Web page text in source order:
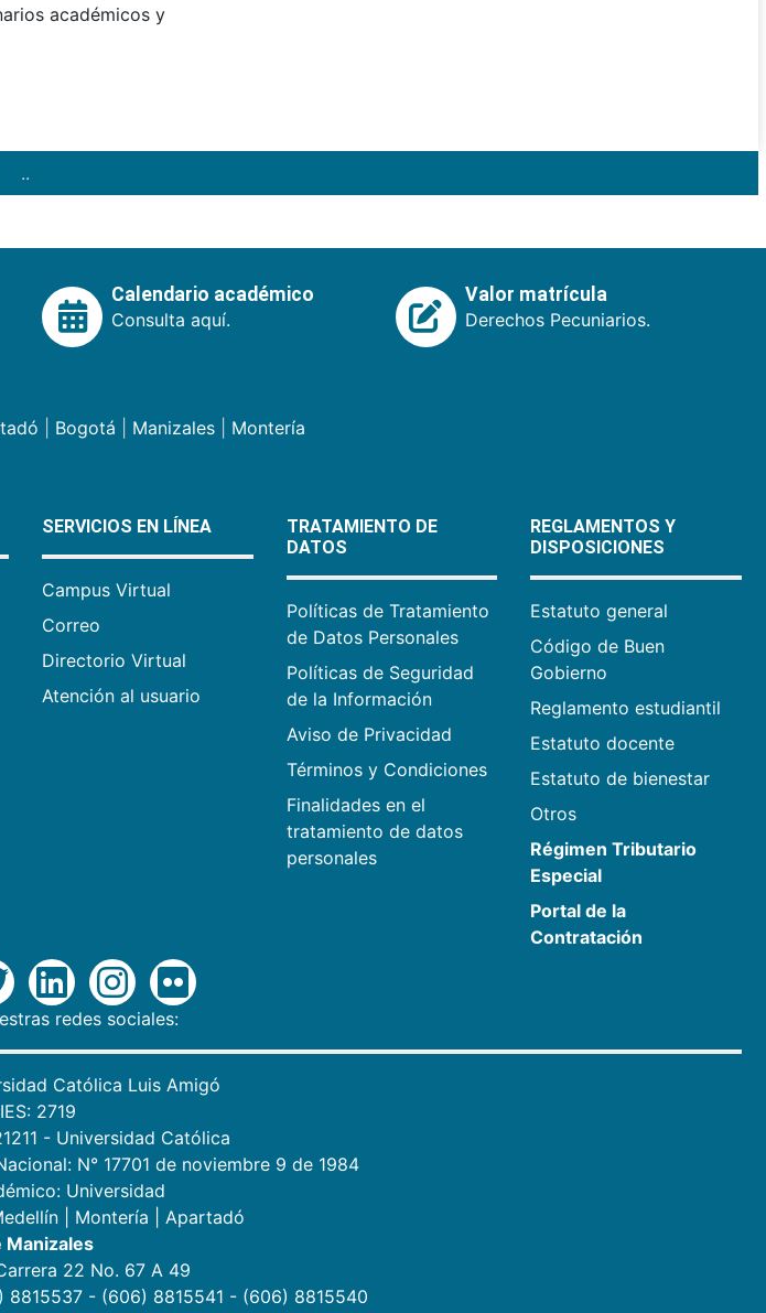
académicos y
..
Calendario académico
Consulta aquí.
Valor matrícula
Derechos Pecuniarios.
Bogotá Manizales| Montería
SERVICIOS EN LÍNEA
Campus Virtual
Correo
Directorio Virtual
Atención al usuario
TRATAMIENTO DE
DATOS
Políticas de Tratamiento
de Datos Personales
Políticas de Seguridad
de la Información
Aviso de Privacidad
Términos y Condiciones
Finalidades en el
tratamiento de datos
personales
REGLAMENTOS Y
DISPOSICIONES
Estatuto general
Código de Buen
Gobierno
Reglamento estudiantil
Estatuto docente
Estatuto de bienestar
Otros
Régimen Tributario
Especial
Portal de la
Contratación
redes sociales:
Católica Luis Amigó
2719
- Universidad Católica
N° 17701 de noviembre 9 de 1984
Universidad
Montería
Apartadó
Manizales
22 No. 67 A 49
- (606) 8815541 - (606) 8815540